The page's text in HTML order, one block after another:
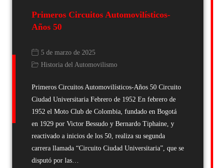
Primeros Circuitos Automovilísticos-
Años 50
5 de marzo de 2025
Historia del Automovilismo
Primeros Circuitos Automovilísticos-Años 50 Circuito
Ciudad Universitaria Febrero de 1952 En febrero de
1952 el Moto Club de Colombia, fundado en Bogotá
en 1929 por Victor Bessudo y Bernardo Tiphaine, y
reactivado a inicios de los 50, realiza su segunda
carrera llamada “Circuito Ciudad Universitaria”, que se
disputó por las…